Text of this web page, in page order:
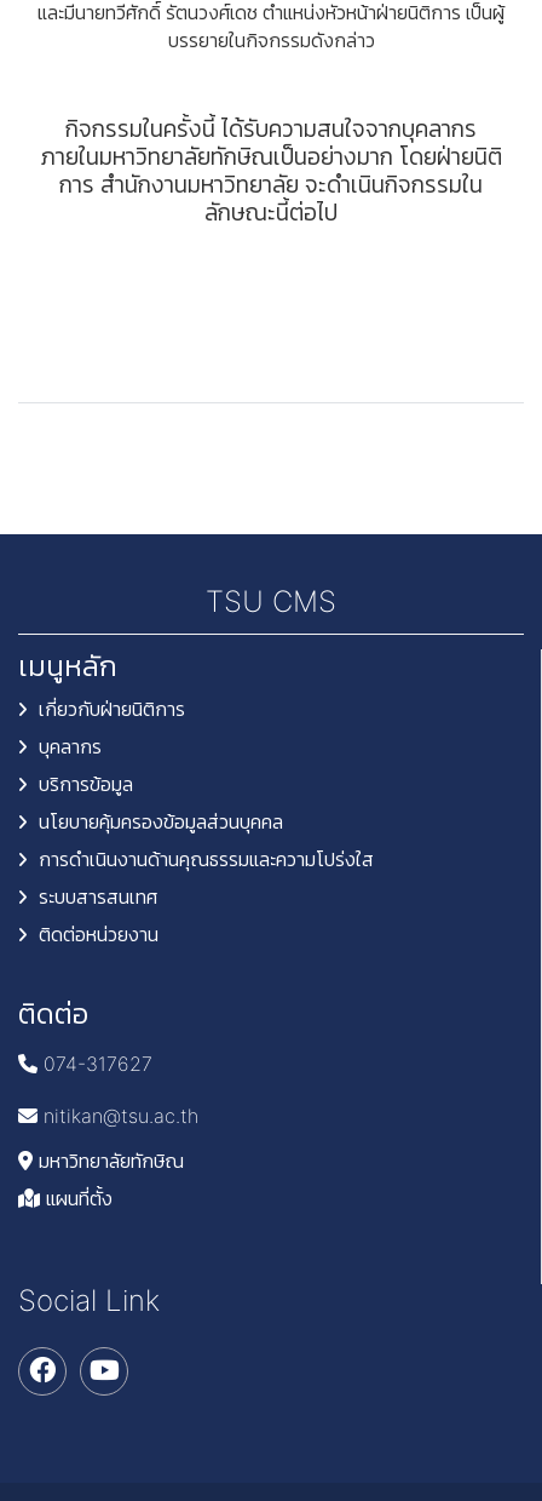
และมีนายทวีศักดิ์ รัตนวงศ์เดช ตำแหน่งหัวหน้าฝ่ายนิติการ เป็นผู้
บรรยายในกิจกรรมดังกล่าว
กิจกรรมในครั้งนี้ ได้รับความสนใจจากบุคลากร
ภายในมหาวิทยาลัยทักษิณเป็นอย่างมาก โดยฝ่ายนิติ
การ สำนักงานมหาวิทยาลัย จะดำเนินกิจกรรมใน
ลักษณะนี้ต่อไป
TSU CMS
เมนูหลัก
เกี่ยวกับฝ่ายนิติการ
บุคลากร
บริการข้อมูล
นโยบายคุ้มครองข้อมูลส่วนบุคคล
การดำเนินงานด้านคุณธรรมและความโปร่งใส
ระบบสารสนเทศ
ติดต่อหน่วยงาน
ติดต่อ
074-317627
nitikan@tsu.ac.th
มหาวิทยาลัยทักษิณ
แผนที่ตั้ง
Social Link